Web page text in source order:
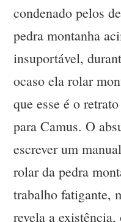
condenado pelos
pedra montanha
insuportável,
ocaso ela rolar
que esse é o
para Camus. O
escrever um
rolar da pedra
trabalho fatigante,
revela a